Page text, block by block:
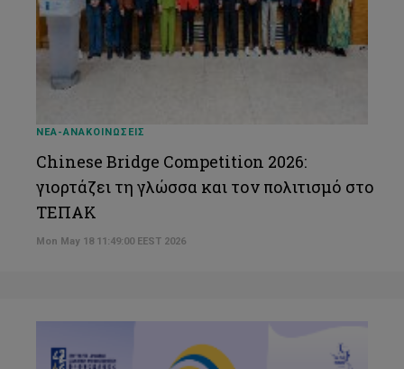
Κυριακή Θεμιστοκλέους
Νίκη Μαρία Χριστοφή
Έλενα Κοντολαίμη
Μαρία Νεοφύτου
Εβίτα Λοΐζου
Κωνσταντία Λοΐζου
ΝΕΑ-ΑΝΑΚΟΙΝΩΣΕΙΣ
Chinese Bridge Competition 2026:
γιορτάζει τη γλώσσα και τον πολιτισμό στο
ΤΕΠΑΚ
Mon May 18 11:49:00 EEST 2026